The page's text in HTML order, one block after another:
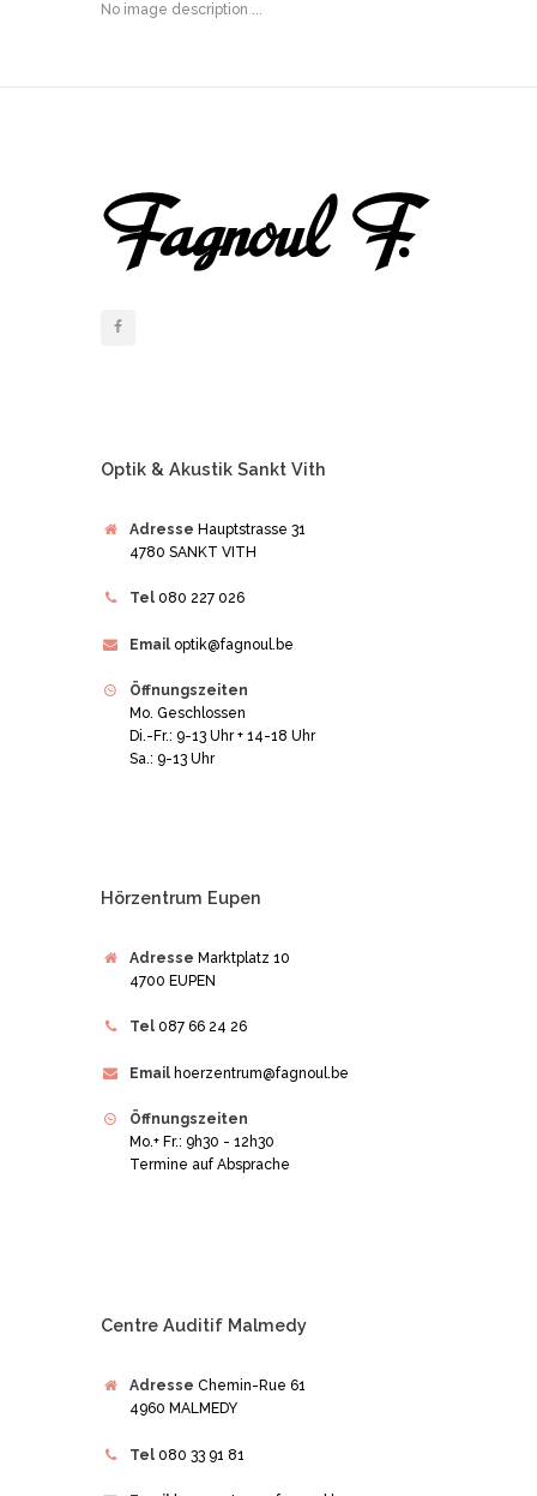
No image description ...
Optik & Akustik Sankt Vith
Adresse Hauptstrasse 31
4780 SANKT VITH
Tel 080 227 026
Email optik@fagnoul.be
Öffnungszeiten
Mo. Geschlossen
Di.-Fr.: 9-13 Uhr + 14-18 Uhr
Sa.: 9-13 Uhr
Hörzentrum Eupen
Adresse Marktplatz 10
4700 EUPEN
Tel 087 66 24 26
Email hoerzentrum@fagnoul.be
Öffnungszeiten
Mo.+ Fr.: 9h30 - 12h30
Termine auf Absprache
Centre Auditif Malmedy
Adresse Chemin-Rue 61
4960 MALMEDY
Tel 080 33 91 81